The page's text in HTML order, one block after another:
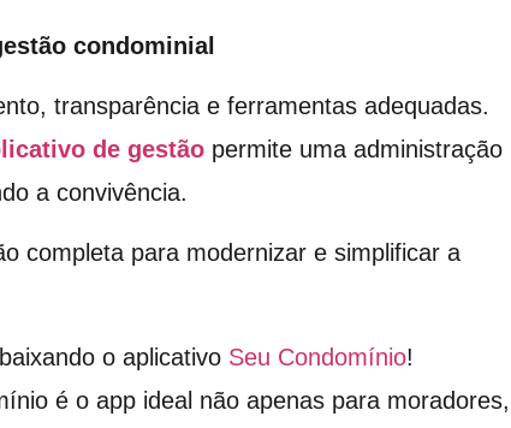
condominial
transparência e ferramentas adequadas.
de gestão permite uma administração
a convivência.
completa para modernizar e simplificar a
o aplicativo Seu Condomínio!
é o app ideal não apenas para moradores,